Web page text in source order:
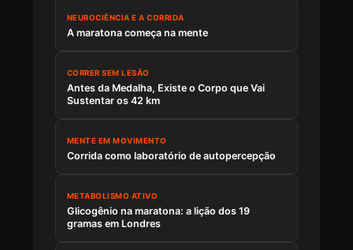
NEUROCIÊNCIA E A CORRIDA
A maratona começa na mente
CORRER SEM LESÃO
Antes da Medalha, Existe o Corpo que Vai
Sustentar os 42 km
MENTE EM MOVIMENTO
Corrida como laboratório de autopercepção
METABOLISMO ATIVO
Glicogênio na maratona: a lição dos 19
gramas em Londres